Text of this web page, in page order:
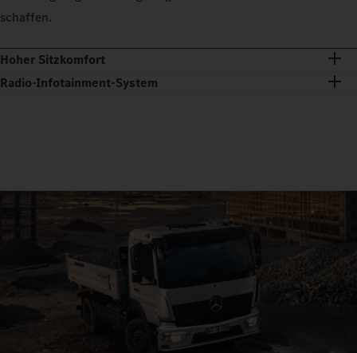
schaffen.
Hoher Sitzkomfort
Radio-Infotainment-System